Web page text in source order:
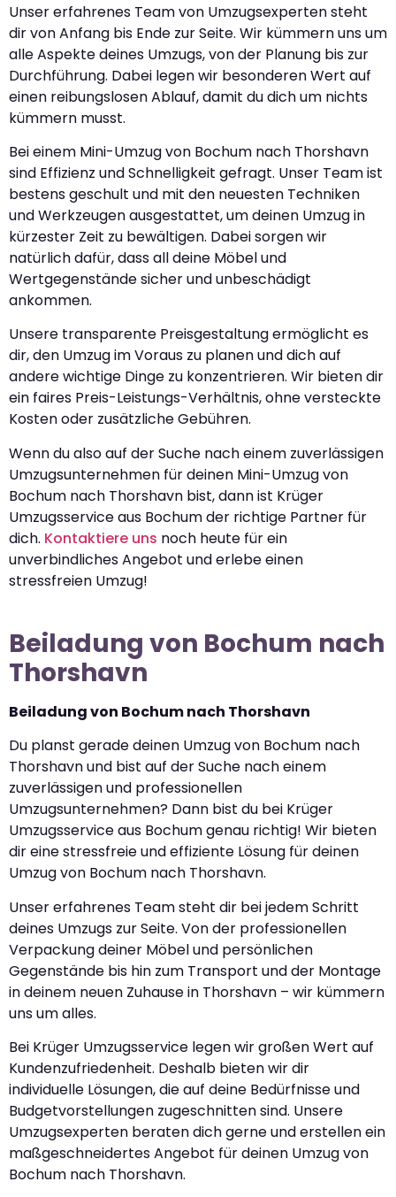
Unser erfahrenes Team von Umzugsexperten steht
dir von Anfang bis Ende zur Seite. Wir kümmern uns um
alle Aspekte deines Umzugs, von der Planung bis zur
Durchführung. Dabei legen wir besonderen Wert auf
einen reibungslosen Ablauf, damit du dich um nichts
kümmern musst.
Bei einem Mini-Umzug von Bochum nach Thorshavn
sind Effizienz und Schnelligkeit gefragt. Unser Team ist
bestens geschult und mit den neuesten Techniken
und Werkzeugen ausgestattet, um deinen Umzug in
kürzester Zeit zu bewältigen. Dabei sorgen wir
natürlich dafür, dass all deine Möbel und
Wertgegenstände sicher und unbeschädigt
ankommen.
Unsere transparente Preisgestaltung ermöglicht es
dir, den Umzug im Voraus zu planen und dich auf
andere wichtige Dinge zu konzentrieren. Wir bieten dir
ein faires Preis-Leistungs-Verhältnis, ohne versteckte
Kosten oder zusätzliche Gebühren.
Wenn du also auf der Suche nach einem zuverlässigen
Umzugsunternehmen für deinen Mini-Umzug von
Bochum nach Thorshavn bist, dann ist Krüger
Umzugsservice aus Bochum der richtige Partner für
dich. Kontaktiere uns noch heute für ein
unverbindliches Angebot und erlebe einen
stressfreien Umzug!
Beiladung von Bochum nach
Thorshavn
Beiladung von Bochum nach Thorshavn
Du planst gerade deinen Umzug von Bochum nach
Thorshavn und bist auf der Suche nach einem
zuverlässigen und professionellen
Umzugsunternehmen? Dann bist du bei Krüger
Umzugsservice aus Bochum genau richtig! Wir bieten
dir eine stressfreie und effiziente Lösung für deinen
Umzug von Bochum nach Thorshavn.
Unser erfahrenes Team steht dir bei jedem Schritt
deines Umzugs zur Seite. Von der professionellen
Verpackung deiner Möbel und persönlichen
Gegenstände bis hin zum Transport und der Montage
in deinem neuen Zuhause in Thorshavn – wir kümmern
uns um alles.
Bei Krüger Umzugsservice legen wir großen Wert auf
Kundenzufriedenheit. Deshalb bieten wir dir
individuelle Lösungen, die auf deine Bedürfnisse und
Budgetvorstellungen zugeschnitten sind. Unsere
Umzugsexperten beraten dich gerne und erstellen ein
maßgeschneidertes Angebot für deinen Umzug von
Bochum nach Thorshavn.